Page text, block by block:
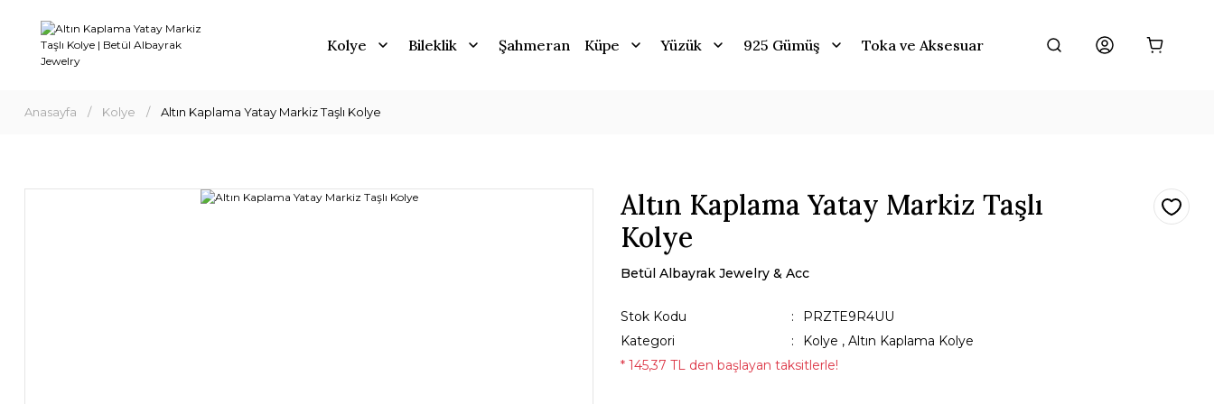
Kolye Bileklik Şahmeran Küpe Yüzük 925 Gümüş Toka ve Aksesuar
Anasayfa Kolye Altın Kaplama Yatay Markiz Taşlı Kolye
Altın Kaplama Yatay Markiz Taşlı
Kolye
Betül Albayrak Jewelry & Acc
Stok Kodu
PRZTE9R4UU
Kategori
Kolye , Altın Kaplama Kolye
* 145,37 TL den başlayan taksitlerle!